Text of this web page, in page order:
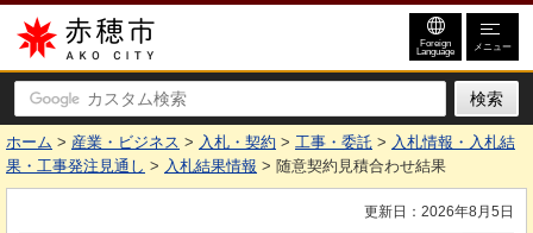
赤穂市
Foreign
Language メニュー
ホーム > 産業・ビジネス > 入札・契約 > 工事・委託 > 入札情報・入札結
果・工事発注見通し > 入札結果情報 > 随意契約見積合わせ結果
更新日：2026年8月5日